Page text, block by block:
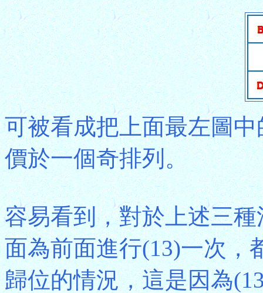
可被看成把上面最左圖
價於一個奇排列。
容易看到，對於上述三
面為前面進行(13)一次，
歸位的情況，這是因為